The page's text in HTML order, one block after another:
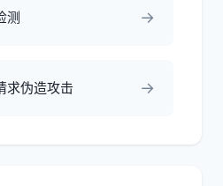
测 →
求伪造攻击 →